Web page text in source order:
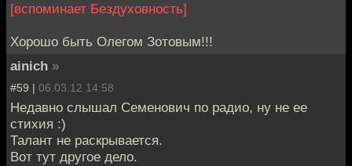
[вспоминает Бездуховность]
Хорошо быть Олегом Зотовым!!!
ainich »
#59 | 06.03.12 14:58
Недавно слышал Семенович по радио, ну не ее
стихия :)
Талант не раскрывается.
Вот тут другое дело.